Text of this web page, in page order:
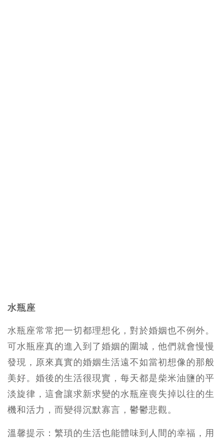
水瓶座
水瓶座常常把一切都理想化，對於婚姻也不例外。
可水瓶座真的進入到了婚姻的圍城，他們就會慢慢
發現，原來真實的婚姻生活遠不如當初想像的那般
美好。婚後的生活很現實，每天都是柴米油鹽的平
淡旋律，這會讓求新求變的水瓶座喪失掉以往的生
機和活力，而變得沉默寡言，鬱鬱悲觀。
溫馨提示：繁瑣的生活也能體味到人間的幸福，用